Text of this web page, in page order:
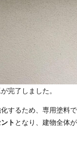
完了しました。
するため、専用塗料で
ト となり、建物全体